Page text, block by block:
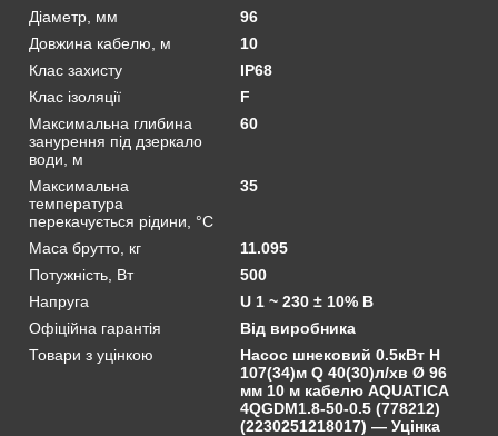
Діаметр, мм
96
Довжина кабелю, м
10
Клас захисту
IP68
Клас ізоляції
F
Максимальна глибина
занурення під дзеркало
води, м
60
Максимальна
температура
перекачується рідини, °C
35
Маса брутто, кг
11.095
Потужність, Вт
500
Напруга
U 1 ~ 230 ± 10% В
Офіційна гарантія
Від виробника
Товари з уцінкою
Насос шнековий 0.5кВт H
107(34)м Q 40(30)л/хв Ø 96
мм 10 м кабелю AQUATICA
4QGDM1.8-50-0.5 (778212)
(2230251218017) — Уцінка